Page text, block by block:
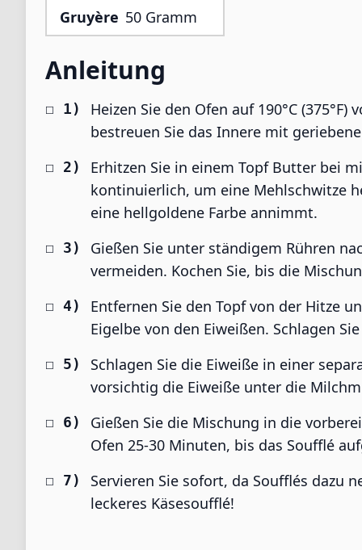
Gruyère 50 Gramm
Anleitung
Heizen Sie den Ofen auf 190°C
bestreuen Sie das Innere mit
Erhitzen Sie in einem Topf Butter bei
kontinuierlich, um eine Mehlschwitze
eine hellgoldene Farbe annimmt.
Gießen Sie unter ständigem Rühren
vermeiden. Kochen Sie, bis die
Entfernen Sie den Topf von der Hitze
Eigelbe von den Eiweißen. Schlagen
Schlagen Sie die Eiweiße in einer
vorsichtig die Eiweiße unter die
Gießen Sie die Mischung in die
Ofen 25-30 Minuten, bis das Soufflé
Servieren Sie sofort, da Soufflés dazu
leckeres Käsesoufflé!